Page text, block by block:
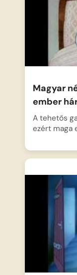
Magyar
ember
A tehetős
ezért maga